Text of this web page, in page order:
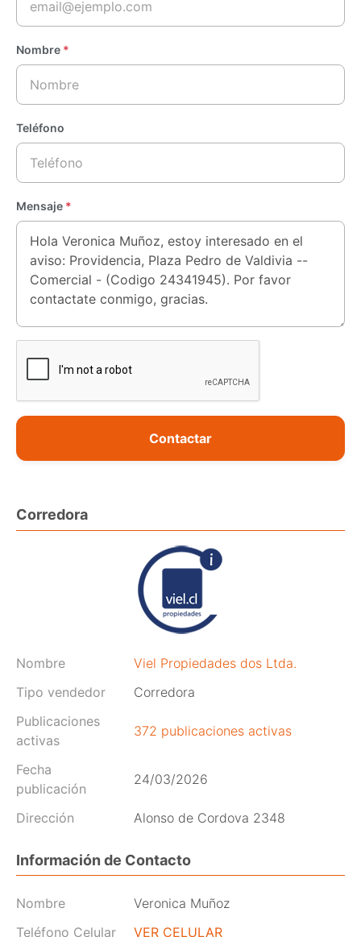
Nombre *
Teléfono
Mensaje *
Contactar
Corredora
Nombre
Viel Propiedades dos Ltda.
Tipo vendedor
Corredora
Publicaciones
activas
372 publicaciones activas
Fecha
publicación
24/03/2026
Dirección Alonso de Cordova 2348
Información de Contacto
Nombre
Veronica Muñoz
Teléfono Celular
VER CELULAR